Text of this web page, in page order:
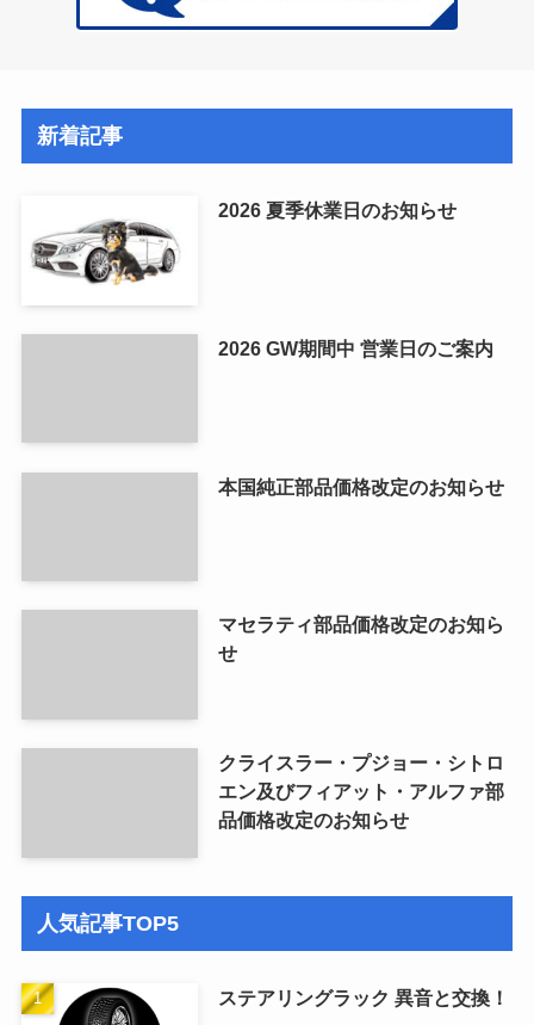
新着記事
2026 夏季休業日のお知らせ
2026 GW期間中 営業日のご案内
本国純正部品価格改定のお知らせ
マセラティ部品価格改定のお知ら
せ
クライスラー・プジョー・シトロ
エン及びフィアット・アルファ部
品価格改定のお知らせ
人気記事TOP5
ステアリングラック 異音と交換！